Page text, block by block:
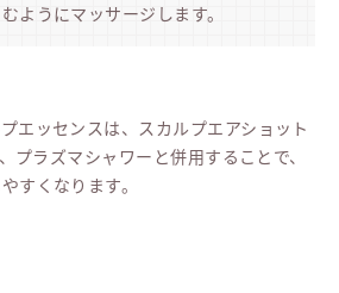
ようにマッサージします。
エッセンスは、スカルプエアショット
プラズマシャワーと併用することで、
すくなります。